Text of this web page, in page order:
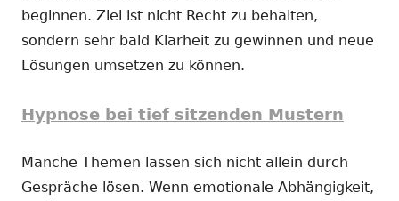
beginnen. Ziel ist nicht Recht zu behalten,
sondern sehr bald Klarheit zu gewinnen und neue
Lösungen umsetzen zu können.
Hypnose bei tief sitzenden Mustern
Manche Themen lassen sich nicht allein durch
Gespräche lösen. Wenn emotionale Abhängigkeit,